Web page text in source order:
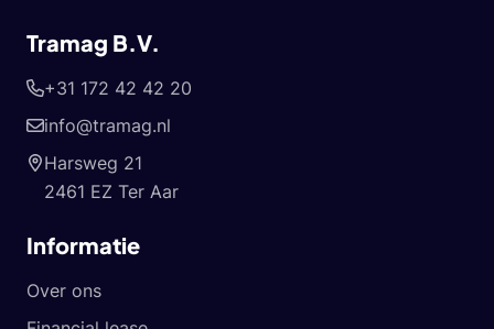
Tramag B.V.
+31 172 42 42 20
info@tramag.nl
Harsweg 21
2461 EZ Ter Aar
Informatie
Over ons